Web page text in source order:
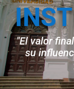
"El valor
su